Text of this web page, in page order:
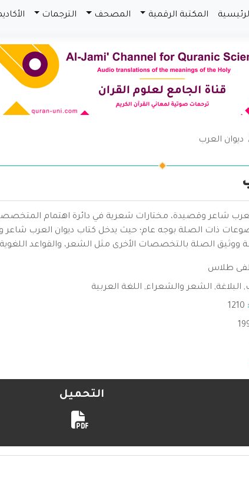
المكتبة الرقمية المصحف الترجمات
ديوان العرب
شاعر وقصيدة، مختارات شعرية في دائرة اهتمام
ذات الصلة بوجه عام؛ حيث يدخل كتاب ديوان العرب
الصلة بالتخصصات الأخرى مثل الشعر، والقواعد اللغوية،
طلاس
, البلاغة, الشعر والشعراء, اللغة العربية
1210
التحميل